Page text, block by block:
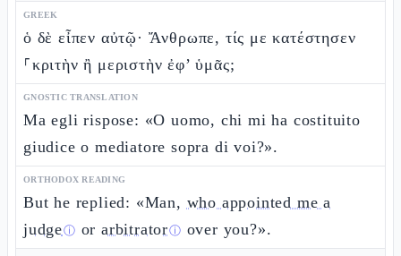
GREEK
ὁ δὲ εἶπεν αὐτῷ· Ἄνθρωπε, τίς με κατέστησεν
⸀κριτὴν ἢ μεριστὴν ἐφ’ ὑμᾶς;
GNOSTIC TRANSLATION
Ma egli rispose: «O uomo, chi mi ha costituito
giudice o mediatore sopra di voi?».
ORTHODOX READING
But he replied: «Man, who appointed me a
judgeⓘ orarbitratorⓘ over you?».